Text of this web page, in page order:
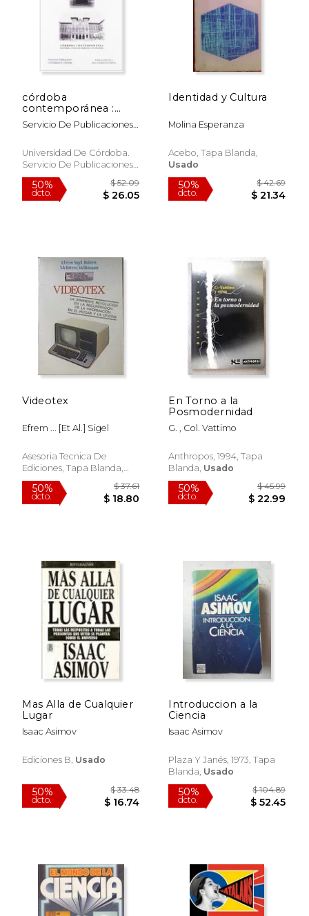
dcto. $ 109.81
40%
dcto. $ 29.04
12%
dcto.
córdoba
contemporánea :
historia, urbanismo y
economía
Servicio De Publicaciones
Universidad De Córdoba.
Servicio De Publicaciones,
Nuevo
Identidad y Cultura
Molina Esperanza
Acebo, Tapa Blanda,
Usado
Videotex
Efrem ... [Et Al.] Sigel
Asesoria Tecnica De
Ediciones, Tapa Blanda,
Usado
En Torno a la
Posmodernidad
G. , Col. Vattimo
Anthropos, 1994, Tapa
Blanda, Usado
Mas Alla de Cualquier
Lugar
Isaac Asimov
Ediciones B, Usado
Introduccion a la
Ciencia
Isaac Asimov
Plaza Y Janés, 1973, Tapa
Blanda, Usado